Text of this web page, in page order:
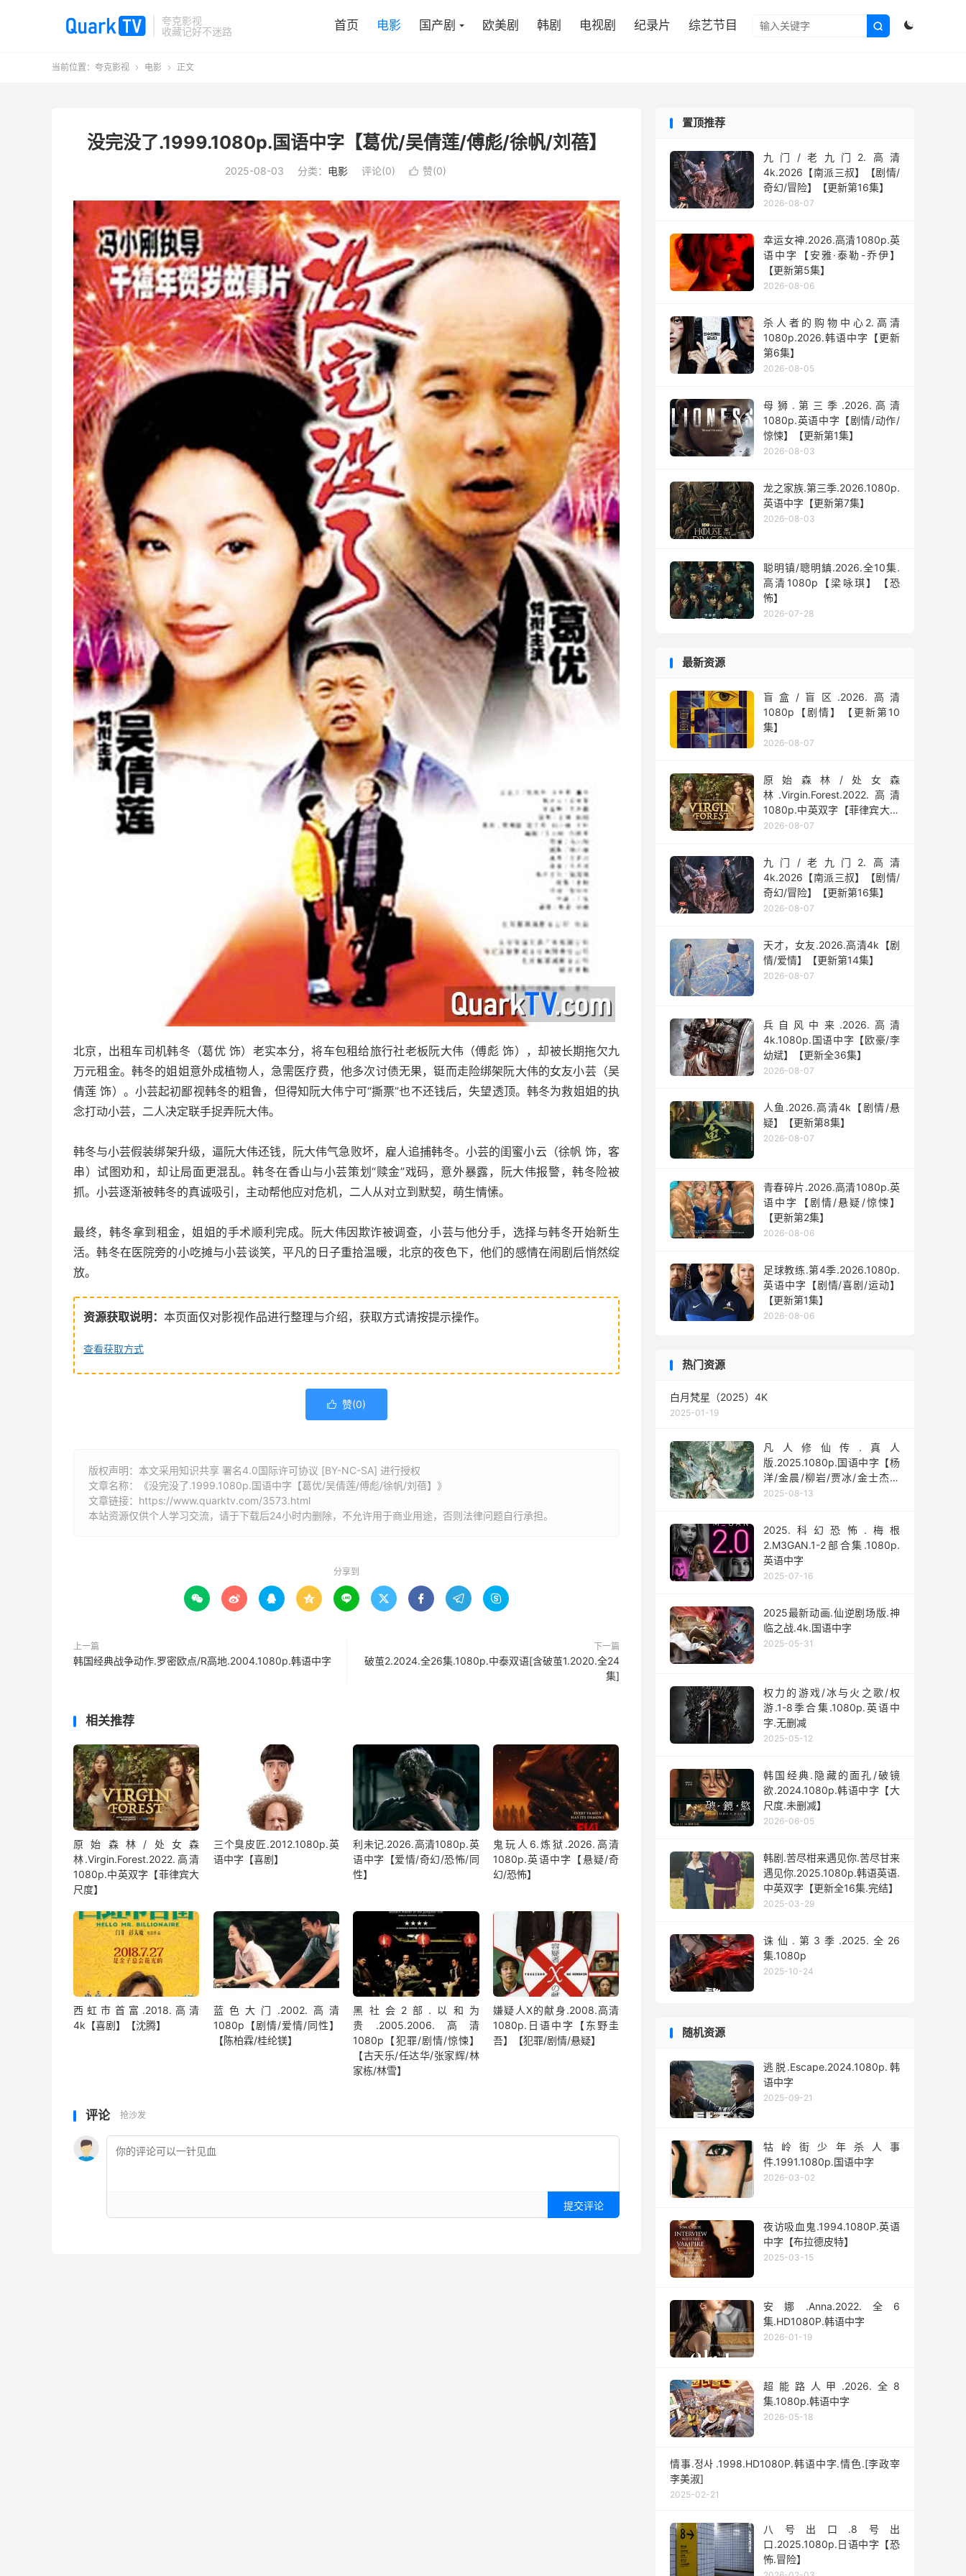
夸克影视
收藏记好不迷路


首页 电影 国产剧 欧美剧 韩剧 电视剧 纪录片 综艺节目
当前位置： 夸克影视  电影  正文
没完没了.1999.1080p.国语中字【葛优/吴倩莲/傅彪/徐帆/刘蓓】
2025-08-03 分类： 电影 评论(0)  赞(0)
北京，出租车司机韩冬（葛优 饰）老实本分，将车包租给旅行社老板阮大伟（傅彪 饰），却被长期拖欠九
万元租金。韩冬的姐姐意外成植物人，急需医疗费，他多次讨债无果，铤而走险绑架阮大伟的女友小芸（吴
倩莲 饰）。小芸起初鄙视韩冬的粗鲁，但得知阮大伟宁可“撕票”也不还钱后，失望透顶。韩冬为救姐姐的执
念打动小芸，二人决定联手捉弄阮大伟。
韩冬与小芸假装绑架升级，逼阮大伟还钱，阮大伟气急败坏，雇人追捕韩冬。小芸的闺蜜小云（徐帆 饰，客
串）试图劝和，却让局面更混乱。韩冬在香山与小芸策划“赎金”戏码，意外暴露，阮大伟报警，韩冬险被
抓。小芸逐渐被韩冬的真诚吸引，主动帮他应对危机，二人从对立到默契，萌生情愫。
最终，韩冬拿到租金，姐姐的手术顺利完成。阮大伟因欺诈被调查，小芸与他分手，选择与韩冬开始新生
活。韩冬在医院旁的小吃摊与小芸谈笑，平凡的日子重拾温暖，北京的夜色下，他们的感情在闹剧后悄然绽
放。
资源获取说明： 本页面仅对影视作品进行整理与介绍，获取方式请按提示操作。
查看获取方式
 赞(0)
版权声明：本文采用知识共享 署名4.0国际许可协议 [BY-NC-SA] 进行授权
文章名称：《没完没了.1999.1080p.国语中字【葛优/吴倩莲/傅彪/徐帆/刘蓓】》
文章链接： https://www.quarktv.com/3573.html
本站资源仅供个人学习交流，请于下载后24小时内删除，不允许用于商业用途，否则法律问题自行承担。
分享到
        
上一篇
韩国经典战争动作.罗密欧点/R高地.2004.1080p.韩语中字
下一篇
破茧2.2024.全26集.1080p.中泰双语[含破茧1.2020.全24
集]
相关推荐
原始森林/处女森
林.Virgin.Forest.2022.高清
1080p.中英双字【菲律宾大
尺度】
三个臭皮匠.2012.1080p.英
语中字【喜剧】
利未记.2026.高清1080p.英
语中字【爱情/奇幻/恐怖/同
性】
鬼玩人6.炼狱.2026.高清
1080p.英语中字【悬疑/奇
幻/恐怖】
西虹市首富.2018.高清
4k【喜剧】【沈腾】
蓝色大门.2002.高清
1080p【剧情/爱情/同性】
【陈柏霖/桂纶镁】
黑社会2部.以和为
贵.2005.2006.高清
1080p【犯罪/剧情/惊悚】
【古天乐/任达华/张家辉/林
家栋/林雪】
嫌疑人X的献身.2008.高清
1080p.日语中字【东野圭
吾】【犯罪/剧情/悬疑】
评论 抢沙发
提交评论
置顶推荐
九门/老九门2.高清
4k.2026【南派三叔】【剧情/
奇幻/冒险】【更新第16集】
2026-08-07
幸运女神.2026.高清1080p.英
语中字【安雅·泰勒-乔伊】
【更新第5集】
2026-08-06
杀人者的购物中心2.高清
1080p.2026.韩语中字【更新
第6集】
2026-08-05
母狮.第三季.2026.高清
1080p.英语中字【剧情/动作/
惊悚】【更新第1集】
2026-08-03
龙之家族.第三季.2026.1080p.
英语中字【更新第7集】
2026-08-03
聪明镇/聰明鎮.2026.全10集.
高清1080p【梁咏琪】【恐
怖】
2026-07-28
最新资源
盲盒/盲区.2026.高清
1080p【剧情】【更新第10
集】
2026-08-07
原始森林/处女森
林.Virgin.Forest.2022.高清
1080p.中英双字【菲律宾大尺
度】
2026-08-07
九门/老九门2.高清
4k.2026【南派三叔】【剧情/
奇幻/冒险】【更新第16集】
2026-08-07
天才，女友.2026.高清4k【剧
情/爱情】【更新第14集】
2026-08-07
兵自风中来‎.2026.高清
4k.1080p.国语中字【欧豪/李
幼斌】【更新全36集】
2026-08-07
人鱼.2026.高清4k【剧情/悬
疑】【更新第8集】
2026-08-07
青春碎片.2026.高清1080p.英
语中字【剧情/悬疑/惊悚】
【更新第2集】
2026-08-06
足球教练.第4季.2026.1080p.
英语中字【剧情/喜剧/运动】
【更新第1集】
2026-08-06
热门资源
白月梵星（2025）4K
2025-01-19
凡人修仙传.真人
版.2025.1080p.国语中字【杨
洋/金晨/柳岩/贾冰/金士杰】
【全30集】
2025-08-13
2025.科幻恐怖.梅根
2.M3GAN.1-2部合集.1080p.
英语中字
2025-07-16
2025最新动画.仙逆剧场版.神
临之战.4k.国语中字
2025-05-31
权力的游戏/冰与火之歌/权
游.1-8季合集.1080p.英语中
字.无删减
2025-05-12
韩国经典.隐藏的面孔/破镜
欲.2024.1080p.韩语中字【大
尺度.未删减】
2026-06-05
韩剧.苦尽柑来遇见你.苦尽甘来
遇见你.2025.1080p.韩语英语.
中英双字【更新全16集.完结】
2025-03-29
诛仙.第3季.2025.全26
集.1080p
2025-10-24
随机资源
逃脱.Escape.2024.1080p.韩
语中字
2025-09-21
牯岭街少年杀人事
件.1991.1080p.国语中字
2026-03-02
夜访吸血鬼.1994.1080P.英语
中字【布拉德皮特】
2025-03-15
安娜.Anna.2022.全6
集.HD1080P.韩语中字
2026-01-19
超能路人甲.2026.全8
集.1080p.韩语中字
2026-05-18
情事.정사 .1998.HD1080P.韩语中字.情色.[李政宰
李美淑]
2025-02-21
八号出口.8号出
口.2025.1080p.日语中字【恐
怖.冒险】